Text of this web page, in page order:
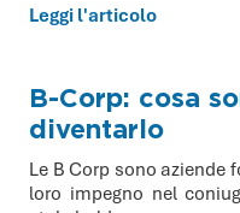
Leggi l'articolo
B-Corp: cosa
diventarlo
Le B Corp sono aziende
loro impegno nel